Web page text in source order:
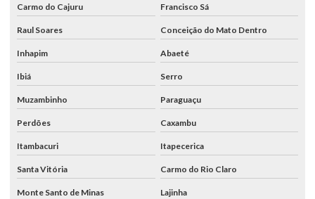
Carmo do Cajuru Francisco Sá
Raul Soares Conceição do Mato Dentro
Inhapim Abaeté
Ibiá Serro
Muzambinho Paraguaçu
Perdões Caxambu
Itambacuri Itapecerica
Santa Vitória Carmo do Rio Claro
Monte Santo de Minas Lajinha